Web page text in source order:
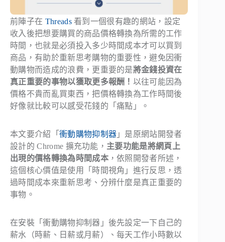
前陣子在 Threads看到一個很有趣的網站，設定
收入後把想要購買的商品價格轉換為所需的工作
時間，也就是必須投入多少時間成本才可以買到
商品，有助於重新思考購物的重要性，避免因衝
動購物而造成的浪費，更重要的是將金錢投資在
真正重要的事物以獲取更多報酬！ 以往可能因為
價格不貴而亂買東西，把價格轉換為工作時間後
好像就比較可以感受花錢的「痛點」。
本文要介紹「 衝動購物抑制器 」是原網站開發者
設計的 Chrome 擴充功能， 主要功能是將網頁上
出現的價格轉換為時間成本，依照開發者所述，
這個核心價值是使用「時間視角」進行反思，透
過時間成本來重新思考、分辨什麼是真正重要的
事物。
在安裝「衝動購物抑制器」後先設定一下自己的
薪水（時薪、日薪或月薪）、每天工作小時數以